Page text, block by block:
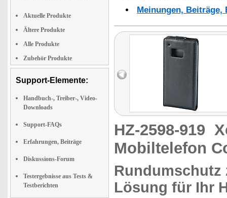
Aktuelle Produkte
Ältere Produkte
Alle Produkte
Zubehör Produkte
Support-Elemente:
Handbuch-, Treiber-, Video-
Downloads
Support-FAQs
Erfahrungen, Beiträge
Diskussions-Forum
Testergebnisse aus Tests &
Testberichten
Meinungen,
HZ-2598-919
Mobiltelefon
Rundumschutz
Lösung für Ihr